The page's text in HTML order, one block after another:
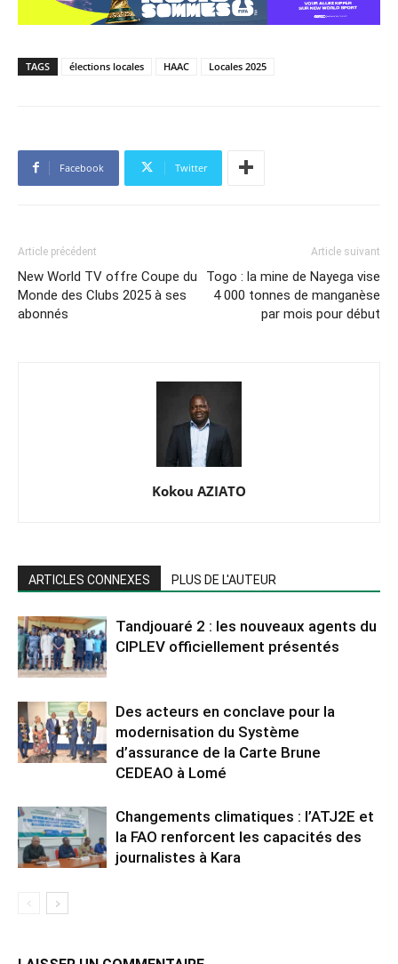
TAGS élections locales HAAC Locales 2025
Facebook Twitter
Article précédent
New World TV offre Coupe du
Monde des Clubs 2025 à ses
abonnés
Article suivant
Togo : la mine de Nayega vise
4 000 tonnes de manganèse
par mois pour début
Kokou AZIATO
ARTICLES CONNEXES PLUS DE L'AUTEUR
Tandjouaré 2 : les nouveaux agents du
CIPLEV officiellement présentés
Des acteurs en conclave pour la
modernisation du Système
d’assurance de la Carte Brune
CEDEAO à Lomé
Changements climatiques : l’ATJ2E et
la FAO renforcent les capacités des
journalistes à Kara